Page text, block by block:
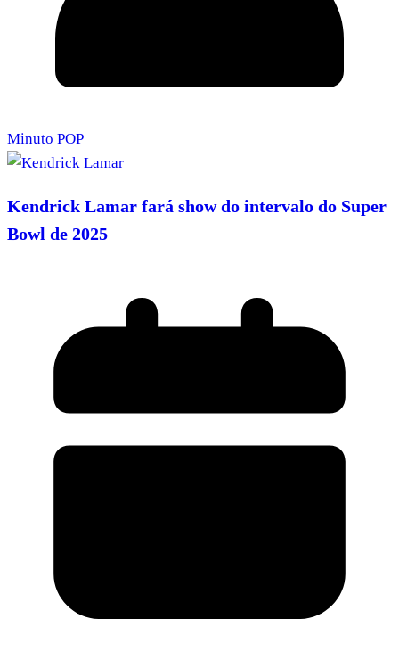
Minuto POP
Kendrick Lamar fará show do intervalo do Super
Bowl de 2025